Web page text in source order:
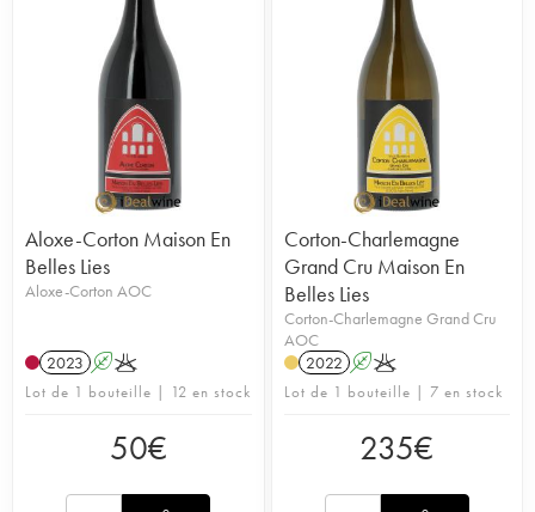
Aloxe-Corton Maison En
Belles Lies
Aloxe-Corton AOC
2023 AK
Lot de 1 bouteille | 12 en stock
50€
Corton-Charlemagne
Grand Cru Maison En
Belles Lies
Corton-Charlemagne Grand Cru
AOC
2022 AK
Lot de 1 bouteille | 7 en stock
235€